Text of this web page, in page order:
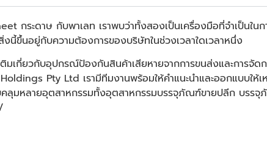
กระดาษ กับพาเลท เราพบว่าทั้งสองเป็นเครื่องมือที่จำเป็นใ
งนี้ขึ้นอยู่กับความต้องการของบริษัทในช่วงเวลาใดเวลาหนึ่ง
มเกี่ยวกับอุปกรณ์ป้องกันสินค้าเสียหายจากการขนส่งและการจัด
Pty Ltd เรามีทีมงานพร้อมให้คำแนะนำและออกแบบใ
คลุมหลายอุตสาหกรรมทั้งอุตสาหกรรมบรรจุภัณฑ์ขายปลีก บรรจุ